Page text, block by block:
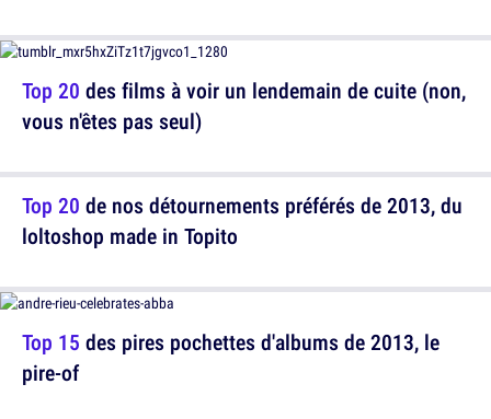
Top 20 des films à voir un lendemain de cuite (non,
vous n'êtes pas seul)
Top 15 des pires pochettes d'albums de 2013, le
pire-of
Top 20 de nos détournements préférés de 2013, du
loltoshop made in Topito